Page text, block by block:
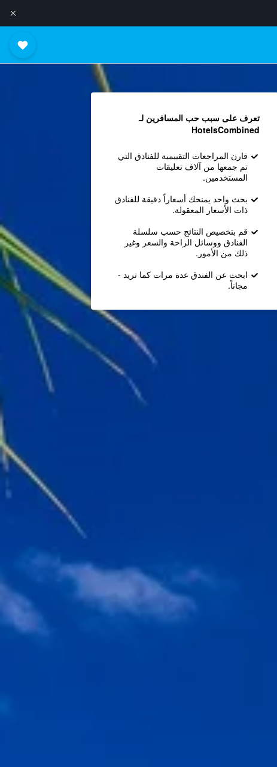
تعرف على سبب حب المسافرين لـ
HotelsCombined
قارن المراجعات التقييمية للفنادق التي
تم جمعها من آلاف تعليقات
المستخدمين.
بحث واحد يمنحك أسعاراً دقيقة للفنادق
ذات الأسعار المعقولة.
قم بتخصيص النتائج حسب سلسلة
الفنادق ووسائل الراحة والسعر وغير
ذلك من الأمور.
ابحث عن الفندق عدة مرات كما تريد -
مجاناً.